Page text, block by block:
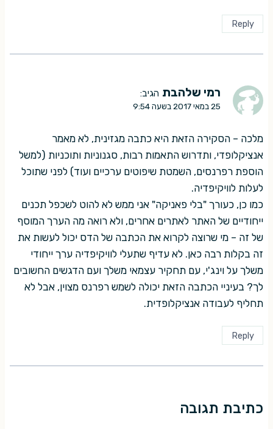
Reply
רמי שלהבת הגיב:
25 במאי 2017 בשעה 9:54
מלכה – הסקירה הזאת היא כתבה מגזינית, לא מאמר
אנציקלופדי, ותדרוש התאמות רבות, סגנוניות ותוכניות (למשל
הוספת רפרנסים, השמטת שיפוטים ערכיים ועוד) לפני שתוכל
לעלות לוויקיפדיה.
כמו כן, כעורך "בלי פאניקה" אני ממש לא להוט לשכפל תכנים
ייחודיים של האתר לאתרים אחרים, ולא רואה מה הערך המוסף
של זה – מי שרוצה לקרוא את הכתבה של הדס יכול לעשות את
זה בקלות רבה כאן. לא עדיף שתעלי לוויקיפדיה ערך ייחודי
משלך על וינג'י, עם תחקיר עצמאי משלך ועם הדגשים החשובים
לך? בעיניי הכתבה הזאת יכולה לשמש רפרנס מצוין, אבל לא
תחליף לעבודה אנציקלופדית.
Reply
כתיבת תגובה